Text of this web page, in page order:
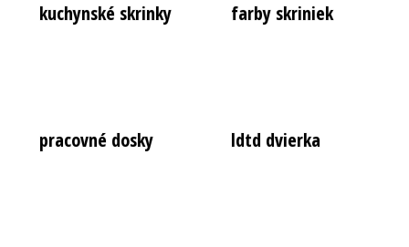
kuchynské skrinky farby skriniek
pracovné dosky ldtd dvierka